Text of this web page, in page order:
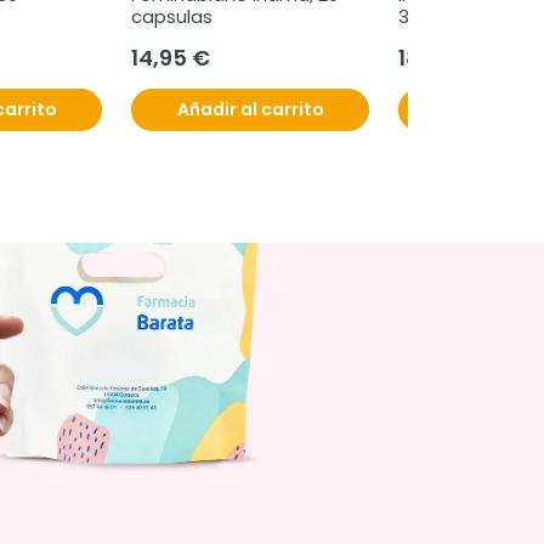
capsulas
14,95 €
Añadir al carrito
30 comprimidos
18,60 €